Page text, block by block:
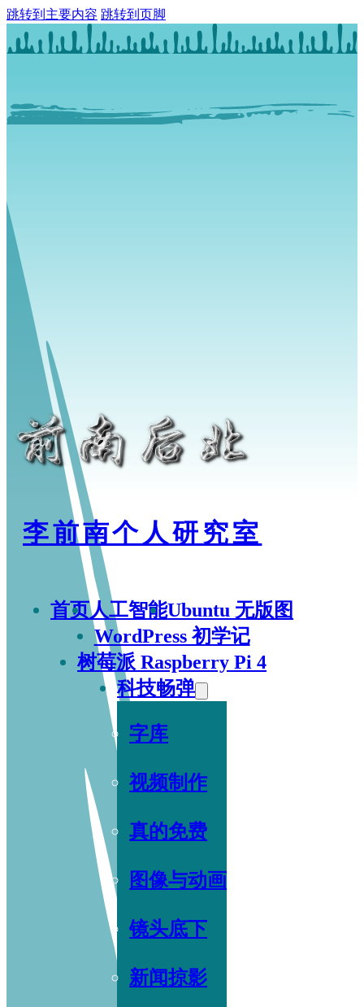
跳转到主要内容 跳转到页脚
李前南个人研究室
首页人工智能Ubuntu 无版图
WordPress 初学记
树莓派 Raspberry Pi 4
科技畅弹
字库
视频制作
真的免费
图像与动画
镜头底下
新闻掠影